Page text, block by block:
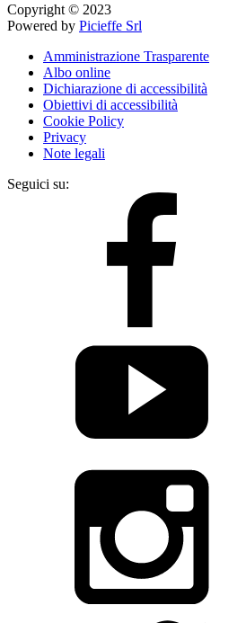
Copyright © 2023
Powered by Picieffe Srl
Amministrazione Trasparente
Albo online
Dichiarazione di accessibilità
Obiettivi di accessibilità
Cookie Policy
Privacy
Note legali
Seguici su: